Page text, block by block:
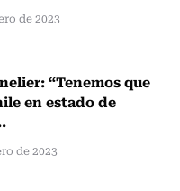
de 2023
“Tenemos que
en estado de
de 2023